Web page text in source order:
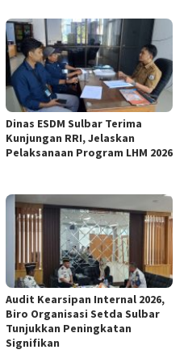
Dinas ESDM Sulbar Terima
Kunjungan RRI, Jelaskan
Pelaksanaan Program LHM 2026
Audit Kearsipan Internal 2026,
Biro Organisasi Setda Sulbar
Tunjukkan Peningkatan
Signifikan